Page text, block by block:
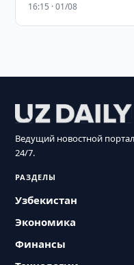
16:15 · 01/08
Ведущий новостной
24/7.
РАЗДЕЛЫ
Узбекистан
Экономика
Финансы